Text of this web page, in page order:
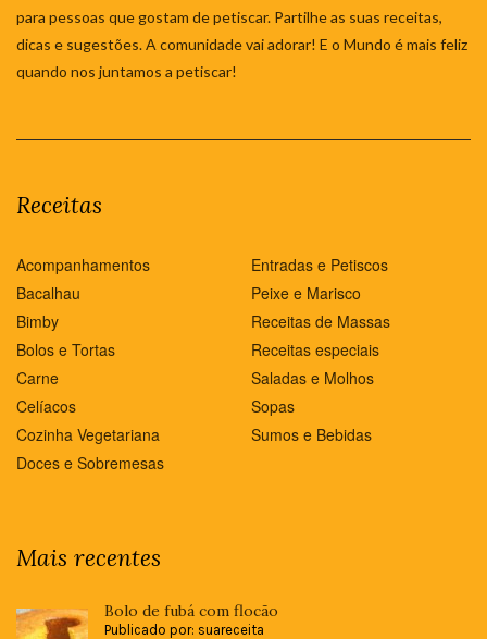
para pessoas que gostam de petiscar. Partilhe as suas receitas,
dicas e sugestões. A comunidade vai adorar! E o Mundo é mais feliz
quando nos juntamos a petiscar!
Receitas
Acompanhamentos
Bacalhau
Bimby
Bolos e Tortas
Carne
Celíacos
Cozinha Vegetariana
Doces e Sobremesas
Entradas e Petiscos
Peixe e Marisco
Receitas de Massas
Receitas especiais
Saladas e Molhos
Sopas
Sumos e Bebidas
Mais recentes
Bolo de fubá com flocão
Publicado por: suareceita